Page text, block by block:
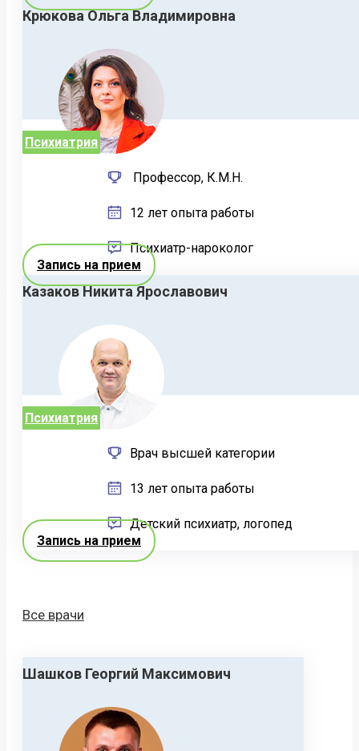
Крюкова Ольга Владимировна
Психиатрия
Профессор, К.М.Н.
12 лет опыта работы
Психиатр-нароколог
Запись на прием
Казаков Никита Ярославович
Психиатрия
Врач высшей категории
13 лет опыта работы
Детский психиатр, логопед
Запись на прием
Все врачи
Шашков Георгий Максимович